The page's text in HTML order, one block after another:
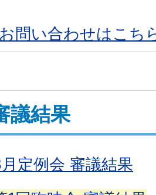
問い合わせはこち
議結果
定例会 審議結果